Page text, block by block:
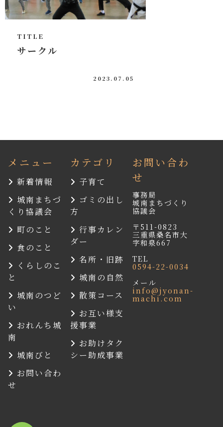
TITLE
サークル
2023.07.05
メニュー
新着情報
城南まちづ
くり協議会
町のこと
食のこと
くらしのこ
と
城南のつど
い
おれんち城
南
城南びと
お問い合わ
せ
カテゴリ
子育て
ゴミの出し
方
行事カレン
ダー
名所・旧跡
城南の自然
散策コース
お互い様支
援事業
お助けタク
シー助成事業
お問い合わ
せ
事務局
城南まちづくり
協議会
〒511-0823
三重県桑名市大
字和泉667
TEL
0594-22-0034
メール
info@jyonan-
machi.com